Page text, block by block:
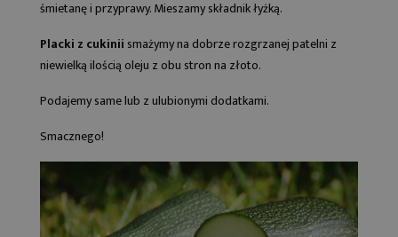
śmietanę i przyprawy. Mieszamy składnik łyżką.
Placki z cukinii smażymy na dobrze rozgrzanej patelni z
niewielką ilością oleju z obu stron na złoto.
Podajemy same lub z ulubionymi dodatkami.
Smacznego!